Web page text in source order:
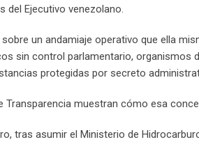
del Ejecutivo venezolano.
un andamiaje operativo que ella
sin control parlamentario, organismos
protegidas por secreto
Transparencia muestran cómo esa
tras asumir el Ministerio de